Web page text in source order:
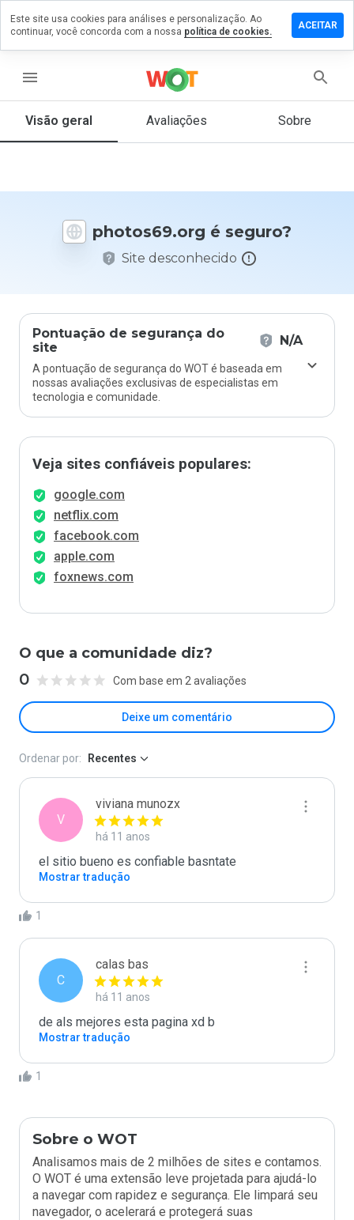
menu
Visão geral Avaliações Sobre
photos69.org é seguro?
Site desconhecido
Pontuação de segurança do
site
N/A
A pontuação de segurança do WOT é baseada em
nossas avaliações exclusivas de especialistas em
tecnologia e comunidade.
Veja sites confiáveis populares:
google.com
netflix.com
facebook.com
apple.com
foxnews.com
O que a comunidade diz?
0 Com base em 2 avaliações
Deixe um comentário
um
que
Ordenar por: Recentes
V
viviana munozx
há 11 anos
el sitio bueno es confiable basntate
Mostrar tradução
1
C
calas bas
há 11 anos
de als mejores esta pagina xd b
Mostrar tradução
1
Sobre o WOT
Analisamos mais de 2 milhões de sites e contamos.
O WOT é uma extensão leve projetada para ajudá-lo
a navegar com rapidez e segurança. Ele limpará seu
navegador, o acelerará e protegerá suas
Este site usa cookies para análises e personalização. Ao
continuar, você concorda com a nossa política de cookies.
ACEITAR